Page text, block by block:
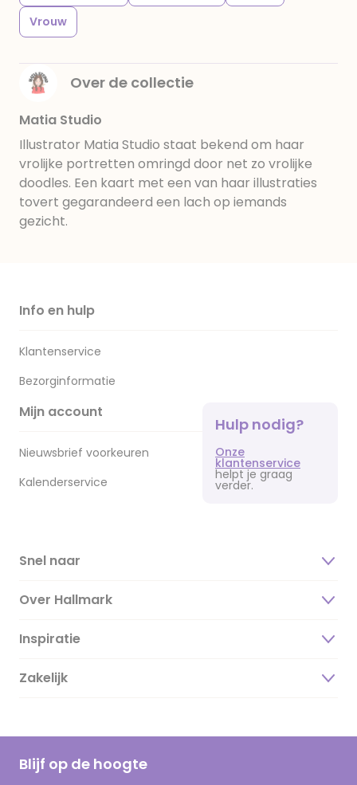
Vrouw
Over de collectie
Matia Studio
Illustrator Matia Studio staat bekend om haar
vrolijke portretten omringd door net zo vrolijke
doodles. Een kaart met een van haar illustraties
tovert gegarandeerd een lach op iemands
gezicht.
Info en hulp
Klantenservice
Bezorginformatie
Mijn account
Nieuwsbrief voorkeuren
Kalenderservice
Hulp nodig?
Onze
klantenservice
helpt je graag
verder.
Snel naar
Over Hallmark
Over ons
Duurzaamheid
Hallmark Kaartclub
Inspiratie
Magazine
Cadeau inspiratie
Kaartinspiratie
Zakelijk
Blijf op de hoogte